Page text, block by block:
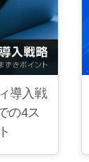
導入戦
の4ス